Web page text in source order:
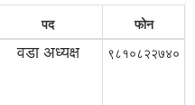
पद फोन
वडा अध्यक्ष ९८१०८२२७४०